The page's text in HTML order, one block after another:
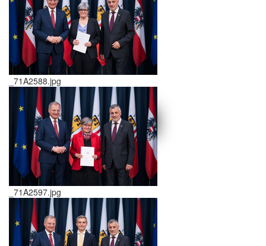
schließen X
<<
>>
_71A2588.jpg
_71A2597.jpg